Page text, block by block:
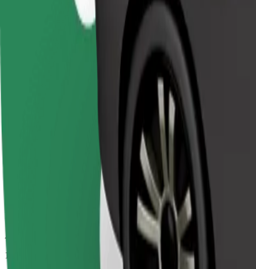
Aptuvenais brauciena ilgums
Lielāki auto ar papildu vietu kājām un mantām
Aptuvenais brauciena ilgums
11 min